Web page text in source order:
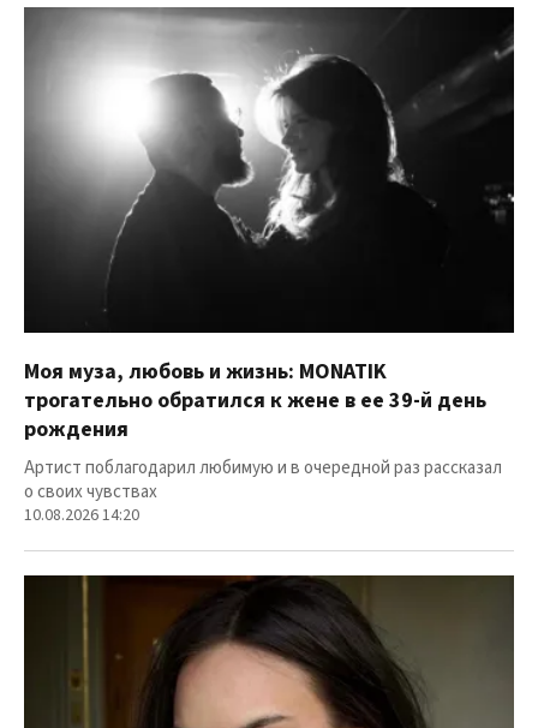
Моя муза, любовь и жизнь: MONATIK
трогательно обратился к жене в ее 39-й день
рождения
Артист поблагодарил любимую и в очередной раз рассказал
о своих чувствах
10.08.2026 14:20